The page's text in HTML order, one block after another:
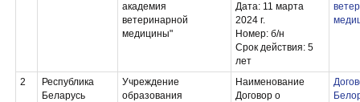
академия
ветеринарной
медицины"
Дата: 11 марта
2024 г.
Номер: б/н
Срок действия: 5
лет
2
Республика
Беларусь
Учреждение
образования
Наименование
Договор о